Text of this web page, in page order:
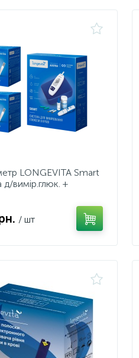
LONGEVITA Smart
вимiр.глюк. +
/ шт